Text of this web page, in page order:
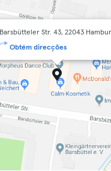
Barsbütteler Str. 43, 22043
Obtém direcções